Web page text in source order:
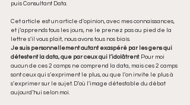
puis Consultant Data.
Cet article est un article d’opinion, avec mes connaissances,
et j’apprends tous les jours, ne le prenez pas au pied de la
lettre s’il vous plait, nous avons tous nos biais.
Je suis personnellement autant exaspéré par les gens qui
détestent la data, que par ceux qui l’idolâtrent. Pour moi
aucun de ces 2 camps ne comprend la data, mais ces 2 camps
sont ceux qui s’expriment le plus, ou que l’on invite le plus à
s’exprimer sur le sujet. D’où l’image détestable du débat
aujourd’hui selon moi.